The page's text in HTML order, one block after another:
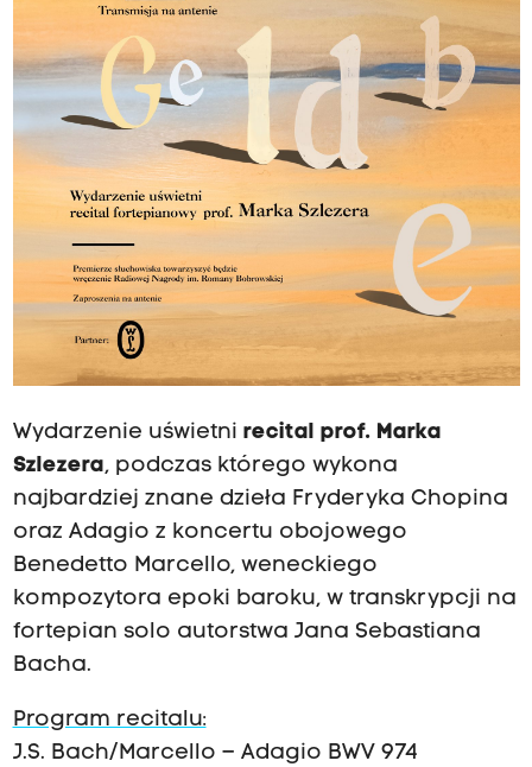
Wydarzenie uświetni recital prof. Marka
Szlezera, podczas którego wykona
najbardziej znane dzieła Fryderyka Chopina
oraz Adagio z koncertu obojowego
Benedetto Marcello, weneckiego
kompozytora epoki baroku, w transkrypcji na
fortepian solo autorstwa Jana Sebastiana
Bacha.
Program recitalu:
J.S. Bach/Marcello – Adagio BWV 974